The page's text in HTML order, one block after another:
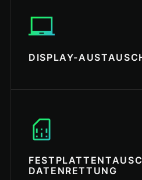
laptop_chromebook
DISPLAY-
sim_card
DATENRETTUNG